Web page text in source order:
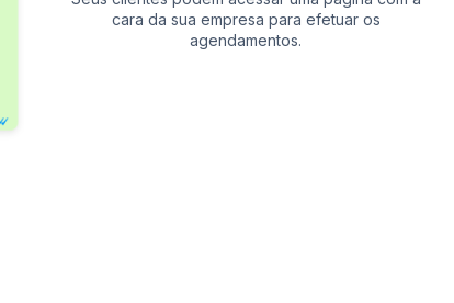
cara da sua empresa para efetuar os
agendamentos.